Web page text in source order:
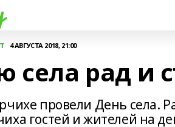
4 АВГУСТА 2018, 21:00
села рад и
провели День села.
гостей и жителей на